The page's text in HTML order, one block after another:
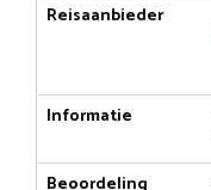
Reisaanbieder
Informatie
Beoordeling